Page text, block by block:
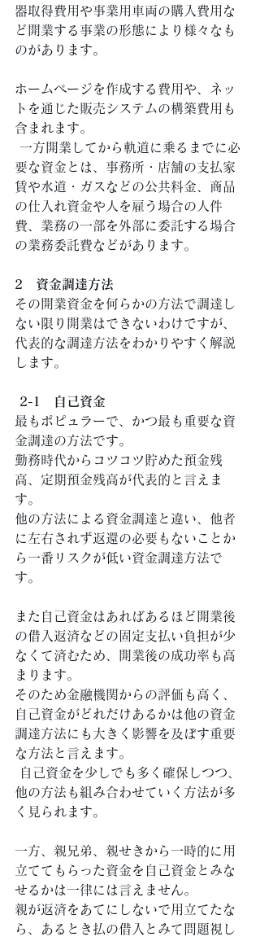
器取得費用や事業用車両の購入費用な
ど開業する事業の形態により様々なも
のがあります。
ホームページを作成する費用や、ネッ
トを通じた販売システムの構築費用も
含まれます。
要な資金とは、事務所・店舗の支払家
賃や水道・ガスなどの公共料金、商品
の仕入れ資金や人を雇う場合の人件
費、業務の一部を外部に委託する場合
の業務委託費などがあります。
2　資金調達方法
その開業資金を何らかの方法で調達し
ない限り開業はできないわけですが、
代表的な調達方法をわかりやすく解説
します。
2-1　自己資金
最もポピュラーで、かつ最も重要な資
金調達の方法です。
勤務時代からコツコツ貯めた預金残
高、定期預金残高が代表的と言えま
す。
他の方法による資金調達と違い、他者
に左右されず返還の必要もないことか
ら一番リスクが低い資金調達方法で
す。
また自己資金はあればあるほど開業後
の借入返済などの固定支払い負担が少
なくて済むため、開業後の成功率も高
まります。
そのため金融機関からの評価も高く、
自己資金がどれだけあるかは他の資金
調達方法にも大きく影響を及ぼす重要
な方法と言えます。
他の方法も組み合わせていく方法が多
く見られます。
一方、親兄弟、親せきから一時的に用
立ててもらった資金を自己資金とみな
せるかは一律には言えません。
親が返済をあてにしないで用立てたな
ら、あるとき払の借入とみて問題視し